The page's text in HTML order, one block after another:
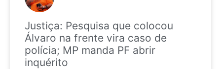
Justiça: Pesquisa que colocou
Álvaro na frente vira caso de
polícia; MP manda PF abrir
inquérito